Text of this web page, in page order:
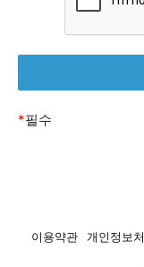
ο 서비스 제공에
금정산 콘텐츠 제공
ο 회원 관리 회원
별 , 불량회원의
법정 대리인 동의여
원칙적으로, 개인
규정함을 목적으
제2조(정의)
1. 이용자 : 본 약관
*필수
이용약관 개인정보